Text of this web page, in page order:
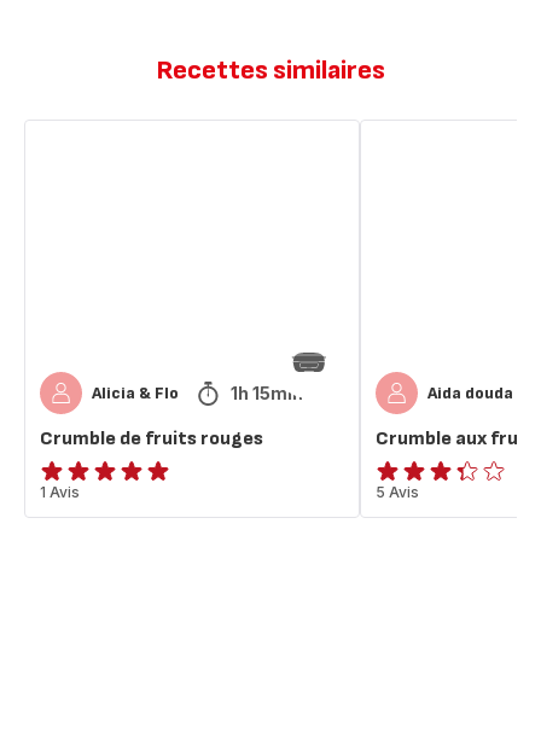
Recettes similaires
Alicia & Flo 1h 15min
Crumble de fruits rouges
Avis
5
1 Avis
Aida douda
Crumble aux
ratings.3.3
5 Avis